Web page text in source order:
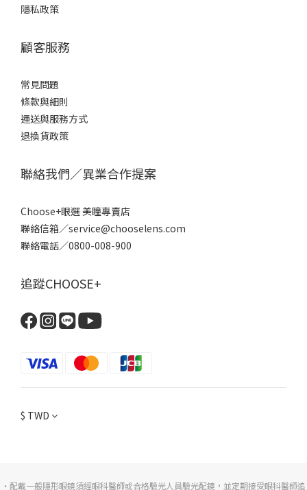
隱私政策
顧客服務
常見問題
條款與細則
運送與服務方式
退換貨政策
聯絡我們／異業合作提案
Choose+眼選 美瞳專賣店
聯絡信箱／service@chooselens.com
聯絡電話／0800-008-900
追蹤CHOOSE+
$ TWD
・配戴一般隱形眼鏡須經眼科醫師或合格驗光人員驗光配鏡，並定期接受眼科醫師追